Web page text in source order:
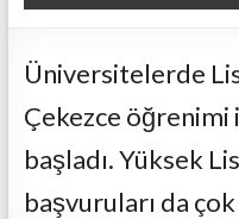
Üniversitelerde
Çekezce
başladı. Yüksek
başvuruları da çok